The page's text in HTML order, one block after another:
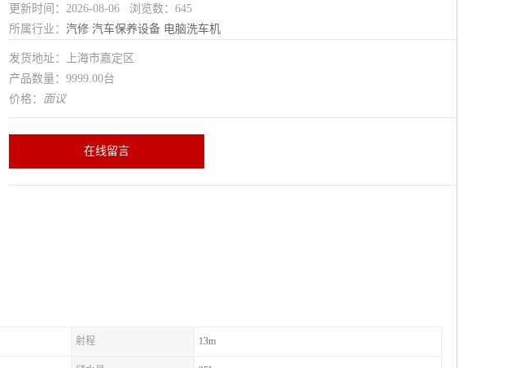
更新时间：2026-08-06 浏览数：645
所属行业： 汽修 汽车保养设备 电脑洗车机
发货地址：上海市嘉定区
产品数量：9999.00台
价格： 面议
在线留言
射程 13m